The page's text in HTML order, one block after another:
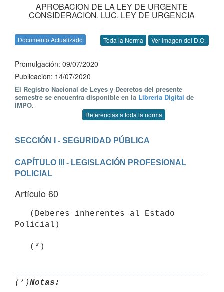
APROBACION DE LA LEY DE URGENTE
CONSIDERACION. LUC. LEY DE URGENCIA
Documento Actualizado Toda la Norma Ver Imagen del D.O.
Promulgación: 09/07/2020
Publicación: 14/07/2020
El Registro Nacional de Leyes y Decretos del presente
semestre se encuentra disponible en la Librería Digital de
IMPO.
Referencias a toda la norma
CAPÍTULO III - LEGISLACIÓN PROFESIONAL
POLICIAL
Artículo 60
Policial)
   (*)
(*)Notas: